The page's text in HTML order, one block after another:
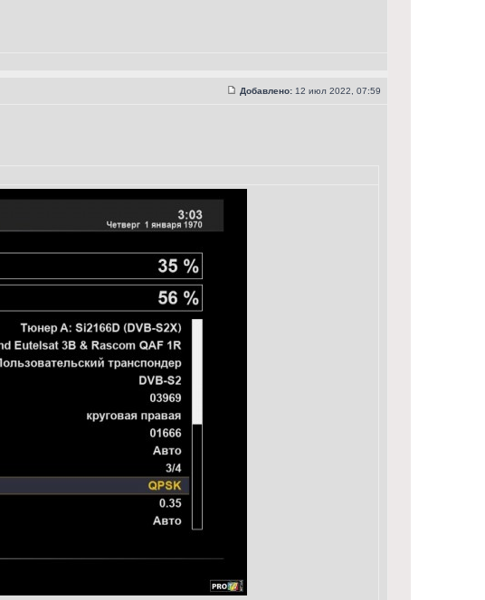
Добавлено: 12 июл 2022, 07:59